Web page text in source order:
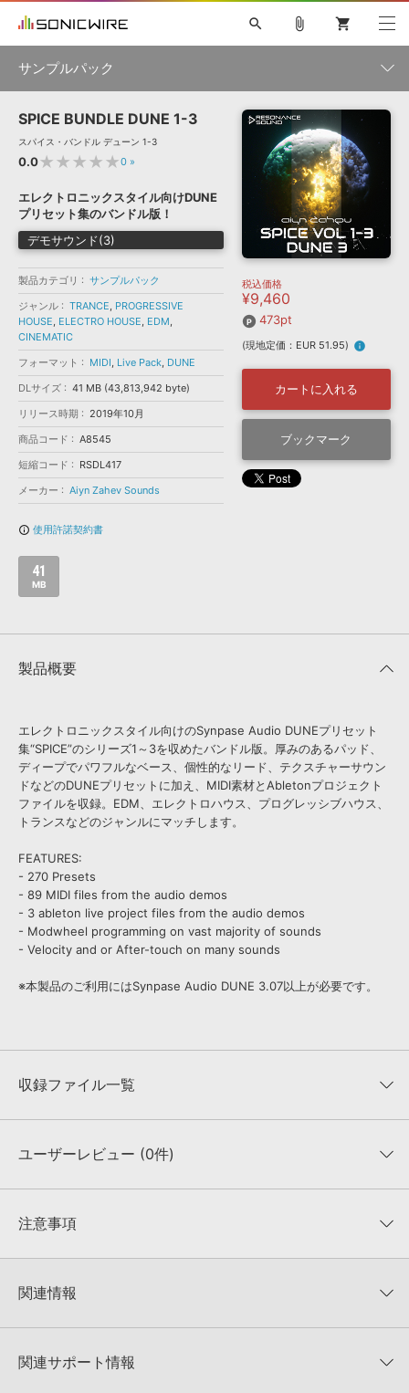
ソフト音源 »
プラグイン・エフェクト »
サンプルパック »
ソフトウェア／ツール »
DAW »
効果音 »
BGM »
キャンペーン »
特集 »
ニュースレター »
SONICWIREブログ »
製品サポート情報 »
DTMガイド »
FAQ »
お問い合わせ »
音楽カード
楽曲配信流通 サービス
無償のサウンド管理ソフト
SLS
search
初音ミク NT 鏡音リン・レン V4X 巡音ルカ V4X
MEIKO V3
KAITO V3
VOCALOID
SPITFIRE AUDIO
VIENNA
EZ DRUMMER 3
ライセンスフリーBGM
サンプルパックを試そう
ボーカル抜き出し
DUBSTEP
ELECTRONICA
EDM MUTANT
ROUTER.FM
ソフト音源 プラグイン・エフェクト
ソフトウェア／ツール 効果音
attach_file shopping_cart
サンプルパック
製品一覧
ジャンル
フォーマット
ランキング
SPICE BUNDLE DUNE 1-3
スパイス・バンドル デューン 1-3
0.0★★★★★0 »
エレクトロニックスタイル向けDUNE
プリセット集のバンドル版！
デモサウンド(3)
製品カテゴリ
サンプルパック
ジャンル
TRANCE, PROGRESSIVE
HOUSE, ELECTRO HOUSE, EDM,
CINEMATIC
フォーマット
MIDI, Live Pack, DUNE
DLサイズ
41 MB (43,813,942 byte)
リリース時期
2019年10月
商品コード
A8545
短縮コード
RSDL417
メーカー
Aiyn Zahev Sounds
info_outline 使用許諾契約書
41
MB
税込価格
¥9,460
473pt
(現地定価：EUR 51.95) info
カートに入れる
ブックマーク
製品概要
エレクトロニックスタイル向けのSynpase Audio DUNEプリセット
集“SPICE”のシリーズ1～3を収めたバンドル版。厚みのあるパッド、
ディープでパワフルなベース、個性的なリード、テクスチャーサウン
ドなどのDUNEプリセットに加え、MIDI素材とAbletonプロジェクト
ファイルを収録。EDM、エレクトロハウス、プログレッシブハウス、
トランスなどのジャンルにマッチします。
FEATURES:
- 270 Presets
- 89 MIDI files from the audio demos
- 3 ableton live project files from the audio demos
- Modwheel programming on vast majority of sounds
- Velocity and or After-touch on many sounds
※本製品のご利用にはSynpase Audio DUNE 3.07以上が必要です。
収録ファイル一覧
収録ファイル一覧
ユーザーレビュー (0件)
★★★★★
★5
★4
★1
0%
注意事項
KONTAKTフォーマットは、
でお使いいただけます。無償版のKONTAKT PLAYERではお使いい
4GBを超えるデータに関するご注意：
FAT32でフォーマットされた
関連情報
SPICE BUNDLE DUNE 1-3のサポート情報
関連サポート情報